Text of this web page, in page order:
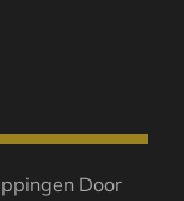
Door